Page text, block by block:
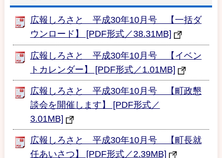
広報しろさと 平成30年10月号 【一括ダ
ウンロード】 [PDF形式／38.31MB]
広報しろさと 平成30年10月号 【イベン
トカレンダー】 [PDF形式／1.01MB]
広報しろさと 平成30年10月号 【町政懇
談会を開催します】 [PDF形式／
3.01MB]
広報しろさと 平成30年10月号 【町長就
任あいさつ】 [PDF形式／2.39MB]